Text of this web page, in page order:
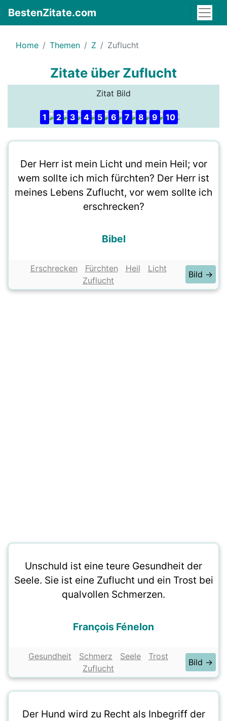
BestenZitate.com
Home Themen Z Zuflucht
Zitate über Zuflucht
Zitat Bild
1 2 3 4 5 6 7 8 9 10
Der Herr ist mein Licht und mein Heil; vor
wem sollte ich mich fürchten? Der Herr ist
meines Lebens Zuflucht, vor wem sollte ich
erschrecken?
Bibel
Erschrecken Fürchten Heil
Licht
Zuflucht
Bild →
Unschuld ist eine teure Gesundheit der
Seele. Sie ist eine Zuflucht und ein Trost bei
qualvollen Schmerzen.
François Fénelon
Gesundheit Schmerz Seele
Trost
Zuflucht
Bild →
Der Hund wird zu Recht als Inbegriff der